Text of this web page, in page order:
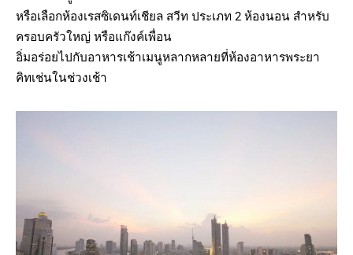
หรือเลือกห้องเรสซิเดนท์เชียล สวีท ประเภท 2 ห้องนอน สำหรับ
ครอบครัวใหญ่ หรือแก๊งค์เพื่อน
อิ่มอร่อยไปกับอาหารเช้าเมนูหลากหลายที่ห้องอาหารพระยา
คิทเช่นในช่วงเช้า